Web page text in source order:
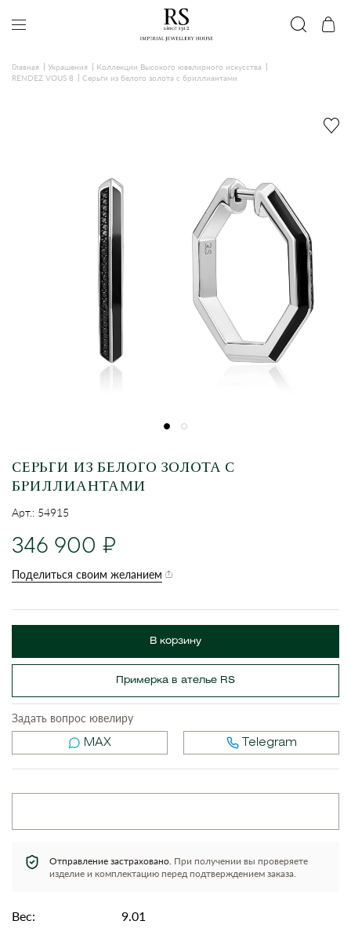
Главная Украшения
Коллекции Высокого ювелирного искусства
RENDEZ VOUS 8
Серьги из белого золота с бриллиантами
СЕРЬГИ ИЗ БЕЛОГО ЗОЛОТА С
БРИЛЛИАНТАМИ
Арт.: 54915
346 900
Поделиться своим желанием
В корзину
Примерка в ателье RS
Задать вопрос ювелиру
MAX Telegram
Отправление застраховано. При получении вы проверяете
изделие и комплектацию перед подтверждением заказа.
Вес:
9.01